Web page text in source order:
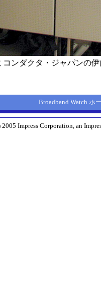
コンダクタ・ジャパンの
Broadband Watch ホ
Impress Corporation, an